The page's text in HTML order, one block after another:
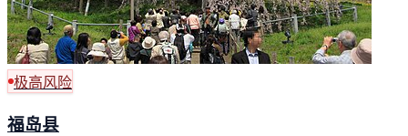
极高风险
福岛县